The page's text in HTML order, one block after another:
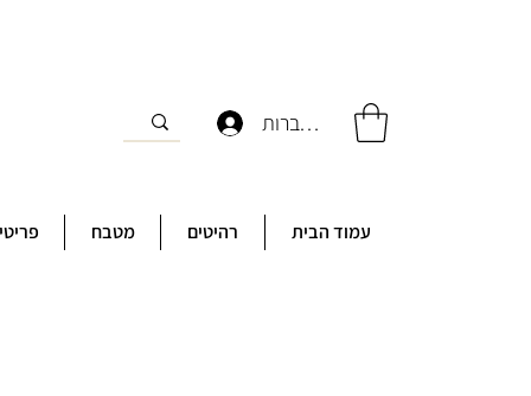
להתחברות
עמוד הבית רהיטים מטבח